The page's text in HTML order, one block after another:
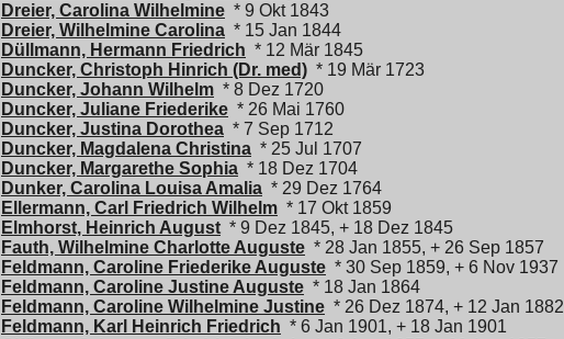
Dreier, Carolina Wilhelmine * 9 Okt 1843
Dreier, Wilhelmine Carolina * 15 Jan 1844
Düllmann, Hermann Friedrich * 12 Mär 1845
Duncker, Christoph Hinrich (Dr. med) * 19 Mär 1723
Duncker, Johann Wilhelm * 8 Dez 1720
Duncker, Juliane Friederike * 26 Mai 1760
Duncker, Justina Dorothea * 7 Sep 1712
Duncker, Magdalena Christina * 25 Jul 1707
Duncker, Margarethe Sophia * 18 Dez 1704
Dunker, Carolina Louisa Amalia * 29 Dez 1764
Ellermann, Carl Friedrich Wilhelm * 17 Okt 1859
Elmhorst, Heinrich August * 9 Dez 1845, + 18 Dez 1845
Fauth, Wilhelmine Charlotte Auguste * 28 Jan 1855, + 26 Sep 1857
Feldmann, Caroline Friederike Auguste * 30 Sep 1859, + 6 Nov 1937
Feldmann, Caroline Justine Auguste * 18 Jan 1864
Feldmann, Caroline Wilhelmine Justine * 26 Dez 1874, + 12 Jan 1882
Feldmann, Karl Heinrich Friedrich * 6 Jan 1901, + 18 Jan 1901